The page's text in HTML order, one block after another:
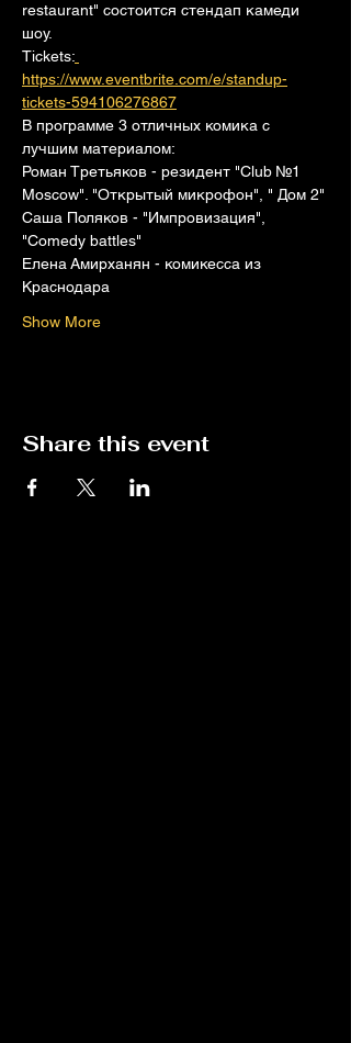
restaurant" состоится стендап камеди
шоу.
Tickets:
https://www.eventbrite.com/e/standup-
tickets-594106276867
В﻿ программе 3 отличных комика с
лучшим материалом:
Р﻿оман Третьяков - резидент "Club №1
Moscow". "Открытый микрофон", " Дом 2"
С﻿аша Поляков - "Импровизация",
"Comedy battles"
Е﻿лена Амирханян - комикесса из
Краснодара
Show More
Share this event